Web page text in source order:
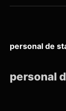
personal de
personal